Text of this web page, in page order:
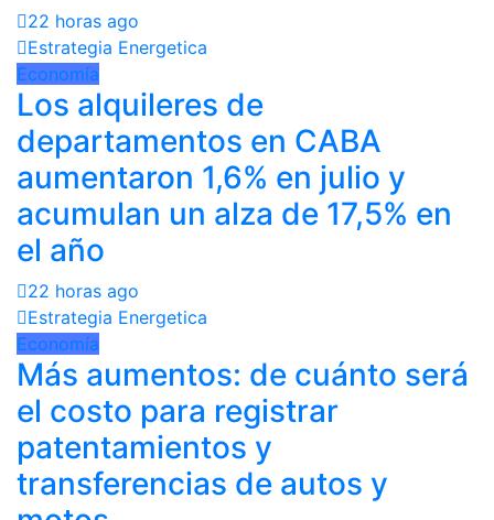
22 horas ago
Estrategia Energetica
Economía
Los alquileres de
departamentos en CABA
aumentaron 1,6% en julio y
acumulan un alza de 17,5% en
el año
22 horas ago
Estrategia Energetica
Economía
Más aumentos: de cuánto será
el costo para registrar
patentamientos y
transferencias de autos y